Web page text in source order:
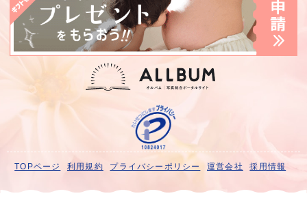
TOPページ 利用規約 プライバシーポリシー 運営会社 採用情報